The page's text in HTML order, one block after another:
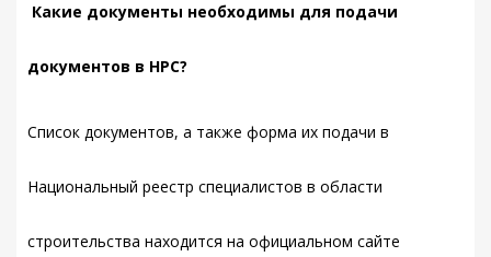
Какие документы необходимы для подачи
документов в НРС?
Список документов, а также форма их подачи в
Национальный реестр специалистов в области
строительства находится на официальном сайте